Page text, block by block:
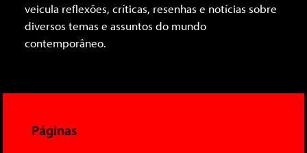
veicula reflexões, críticas, resenhas e notícias sobre
diversos temas e assuntos do mundo
contemporâneo.
Páginas